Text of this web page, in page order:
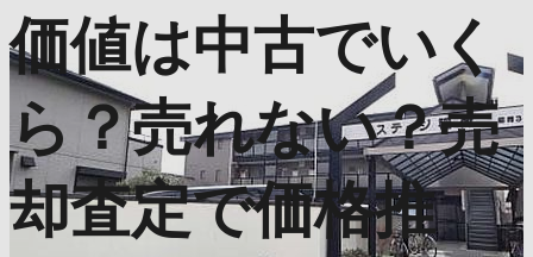
価値は中古でいく
ら？売れない？売
却査定で価格推